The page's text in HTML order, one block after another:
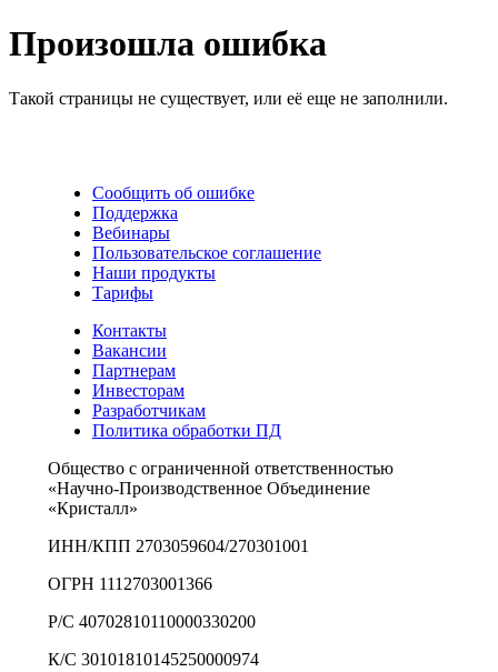
Произошла ошибка
Такой страницы не существует, или её еще не заполнили.
Сообщить об ошибке
Поддержка
Вебинары
Пользовательское соглашение
Наши продукты
Тарифы
Контакты
Вакансии
Партнерам
Инвесторам
Разработчикам
Политика обработки ПД
Общество с ограниченной ответственностью
«Научно-Производственное Объединение
«Кристалл»
ИНН/КПП 2703059604/270301001
ОГРН 1112703001366
Р/С 40702810110000330200
К/С 30101810145250000974